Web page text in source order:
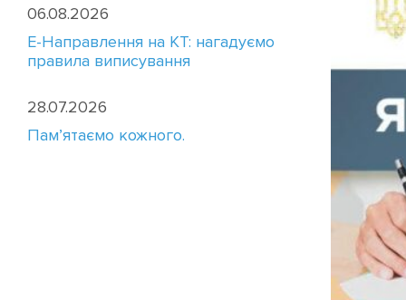
06.08.2026
E-Направлення на КТ: нагадуємо
правила виписування
28.07.2026
Пам’ятаємо кожного.